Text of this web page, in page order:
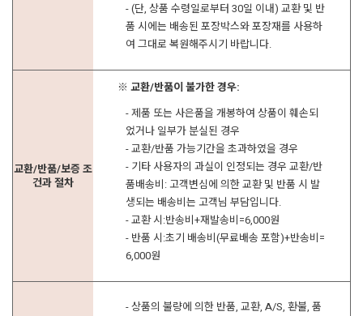
- (단, 상품 수령일로부터 30일 이내) 교환 및 반
품 시에는 배송된 포장박스와 포장재를 사용하
여 그대로 복원해주시기 바랍니다.
교환/반품/보증 조
건과 절차
※ 교환/반품이 불가한 경우:
- 제품 또는 사은품을 개봉하여 상품이 훼손되
었거나 일부가 분실된 경우
- 교환/반품 가능기간을 초과하였을 경우
- 기타 사용자의 과실이 인정되는 경우 교환/반
품배송비: 고객변심에 의한 교환 및 반품 시 발
생되는 배송비는 고객님 부담입니다.
- 교환 시:반송비+재발송비=6,000원
- 반품 시:초기 배송비(무료배송 포함)+반송비=
6,000원
- 상품의 불량에 의한 반품, 교환, A/S, 환불, 품